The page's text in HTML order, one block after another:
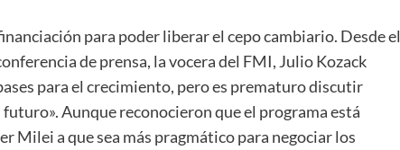
para poder liberar el cepo cambiario. Desde el
de prensa, la vocera del FMI, Julio Kozack
para el crecimiento, pero es prematuro discutir
Aunque reconocieron que el programa está
Milei a que sea más pragmático para negociar los